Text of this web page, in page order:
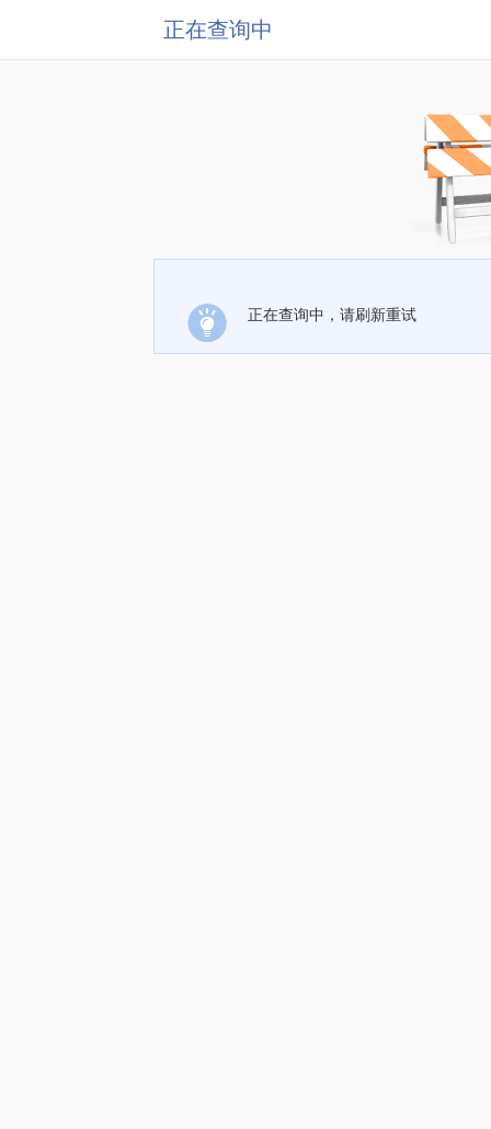
正在查询中
正在查询中，请刷新重试